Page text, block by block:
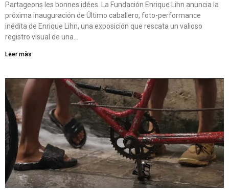
Partageons les bonnes idées. La Fundación Enrique Lihn anuncia la
próxima inauguración de Último caballero, foto-performance
inédita de Enrique Lihn, una exposición que rescata un valioso
registro visual de una…
Leer màs